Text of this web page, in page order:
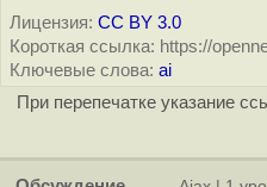
Лицензия: CC BY 3.0
Короткая ссылка: https://
Ключевые слова: ai
При перепечатке указание